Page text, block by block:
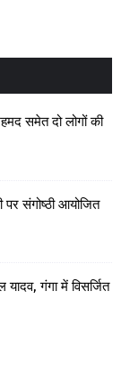
समेत दो लोगों की
संगोष्ठी आयोजित
गंगा में विसर्जित